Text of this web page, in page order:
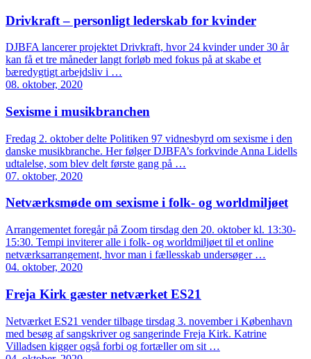
Drivkraft – personligt lederskab for kvinder
DJBFA lancerer projektet Drivkraft, hvor 24 kvinder under 30 år
kan få et tre måneder langt forløb med fokus på at skabe et
bæredygtigt arbejdsliv i …
08. oktober, 2020
Sexisme i musikbranchen
Fredag 2. oktober delte Politiken 97 vidnesbyrd om sexisme i den
danske musikbranche. Her følger DJBFA’s forkvinde Anna Lidells
udtalelse, som blev delt første gang på …
07. oktober, 2020
Netværksmøde om sexisme i folk- og worldmiljøet
Arrangementet foregår på Zoom tirsdag den 20. oktober kl. 13:30-
15:30. Tempi inviterer alle i folk- og worldmiljøet til et online
netværksarrangement, hvor man i fællesskab undersøger …
04. oktober, 2020
Freja Kirk gæster netværket ES21
Netværket ES21 vender tilbage tirsdag 3. november i København
med besøg af sangskriver og sangerinde Freja Kirk. Katrine
Villadsen kigger også forbi og fortæller om sit …